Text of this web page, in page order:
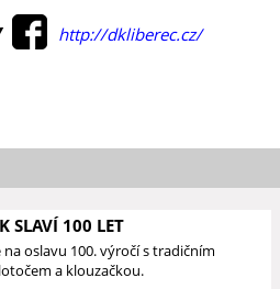
http://dkliberec.cz/
SLAVÍ 100 LET
na oslavu 100. výročí s tradičním
a klouzačkou.